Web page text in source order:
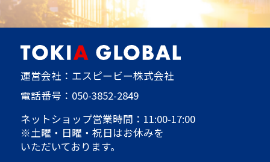
運営会社：エスピービー株式会社
電話番号： 050-3852-2849
ネットショップ営業時間：11:00-17:00
※土曜・日曜・祝日はお休みを
いただいております。